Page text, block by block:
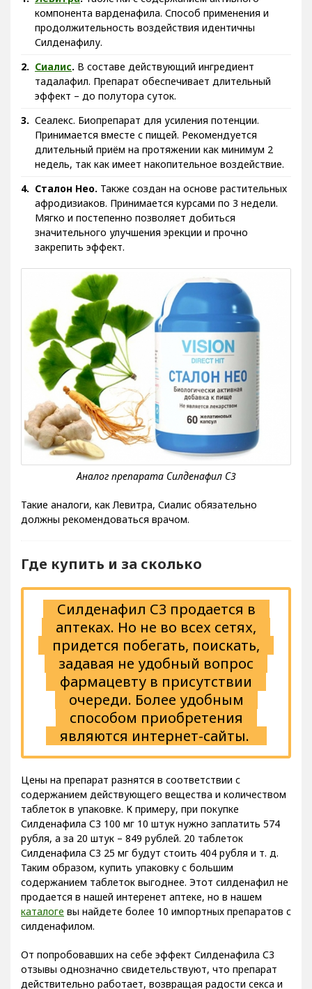
Левитра.Таблетки с содержанием активного
компонента варденафила. Способ применения и
продолжительность воздействия идентичны
Силденафилу.
Сиалис.В составе действующий ингредиент
тадалафил. Препарат обеспечивает длительный
эффект – до полутора суток.
Сеалекс. Биопрепарат для усиления потенции.
Принимается вместе с пищей. Рекомендуется
длительный приём на протяжении как минимум 2
недель, так как имеет накопительное воздействие.
Сталон Нео.Также создан на основе растительных
афродизиаков. Принимается курсами по 3 недели.
Мягко и постепенно позволяет добиться
значительного улучшения эрекции и прочно
закрепить эффект.
Такие аналоги, как Левитра, Сиалис обязательно
должны рекомендоваться врачом.
Где купить и за сколько
Силденафил С3 продается в
аптеках. Но не во всех сетях,
придется побегать, поискать,
задавая не удобный вопрос
фармацевту в присутствии
очереди. Более удобным
способом приобретения
являются интернет-сайты.
Цены на препарат разнятся в соответствии с
содержанием действующего вещества и количеством
таблеток в упаковке. К примеру, при покупке
Силденафила С3 100 мг 10 штук нужно заплатить 574
рубля, а за 20 штук – 849 рублей. 20 таблеток
Силденафила С3 25 мг будут стоить 404 рубля и т. д.
Таким образом, купить упаковку с большим
содержанием таблеток выгоднее. Этот силденафил не
продается в нашей интеренет аптеке, но в нашем
каталогевы найдете более 10 импортных препаратов с
силденафилом.
От попробовавших на себе эффект Силденафила С3
отзывы однозначно свидетельствуют, что препарат